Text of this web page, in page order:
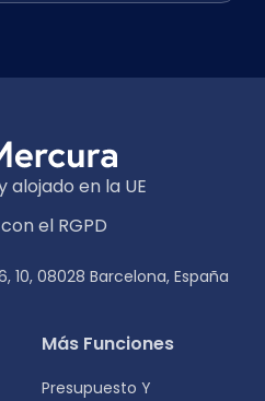
alojado en la UE
el RGPD
10, 08028 Barcelona, España
Más Funciones
Presupuesto Y